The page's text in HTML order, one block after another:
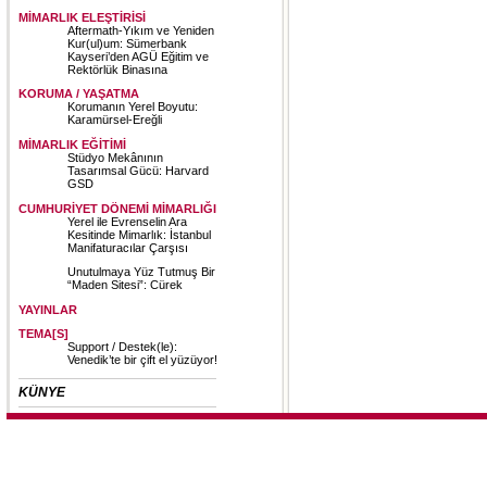
MİMARLIK ELEŞTİRİSİ
Aftermath-Yıkım ve Yeniden
Kur(ul)um: Sümerbank
Kayseri’den AGÜ Eğitim ve
Rektörlük Binasına
KORUMA / YAŞATMA
Korumanın Yerel Boyutu:
Karamürsel-Ereğli
MİMARLIK EĞİTİMİ
Stüdyo Mekânının
Tasarımsal Gücü: Harvard
GSD
CUMHURİYET DÖNEMİ MİMARLIĞI
Yerel ile Evrenselin Ara
Kesitinde Mimarlık: İstanbul
Manifaturacılar Çarşısı
Unutulmaya Yüz Tutmuş Bir
“Maden Sitesi”: Cürek
YAYINLAR
TEMA[S]
Support / Destek(le):
Venedik’te bir çift el yüzüyor!
KÜNYE